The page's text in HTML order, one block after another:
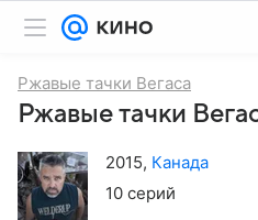
Ржавые тачки Вегаса
Ржавые тачки
2015, Канада
10 серий